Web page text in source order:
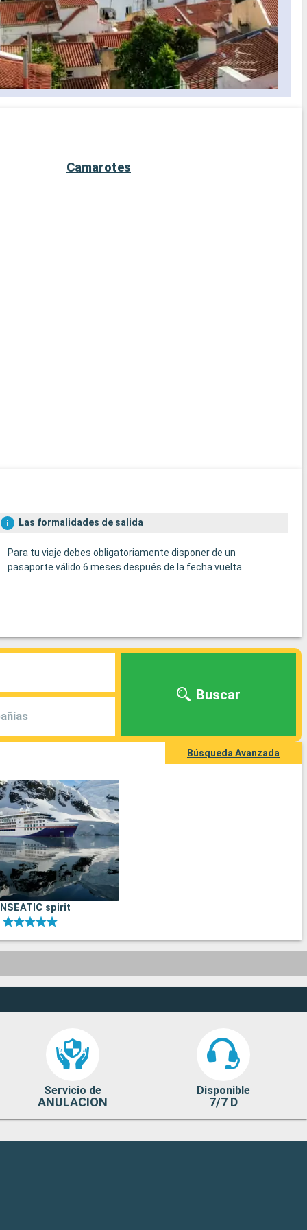
Camarotes
Las formalidades de salida
Para tu viaje debes obligatoriamente disponer de un
pasaporte válido 6 meses después de la fecha vuelta.
Buscar
Búsqueda Avanzada
spirit
Servicio de
ANULACION
Disponible
7/7 D